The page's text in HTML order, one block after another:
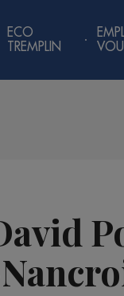
ECO
TREMPLIN